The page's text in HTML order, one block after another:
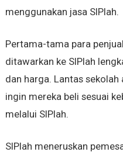
menggunakan jasa SIPlah.
Pertama-tama para
ditawarkan ke SIPlah
dan harga. Lantas
ingin mereka beli sesuai
melalui SIPlah.
SIPlah meneruskan